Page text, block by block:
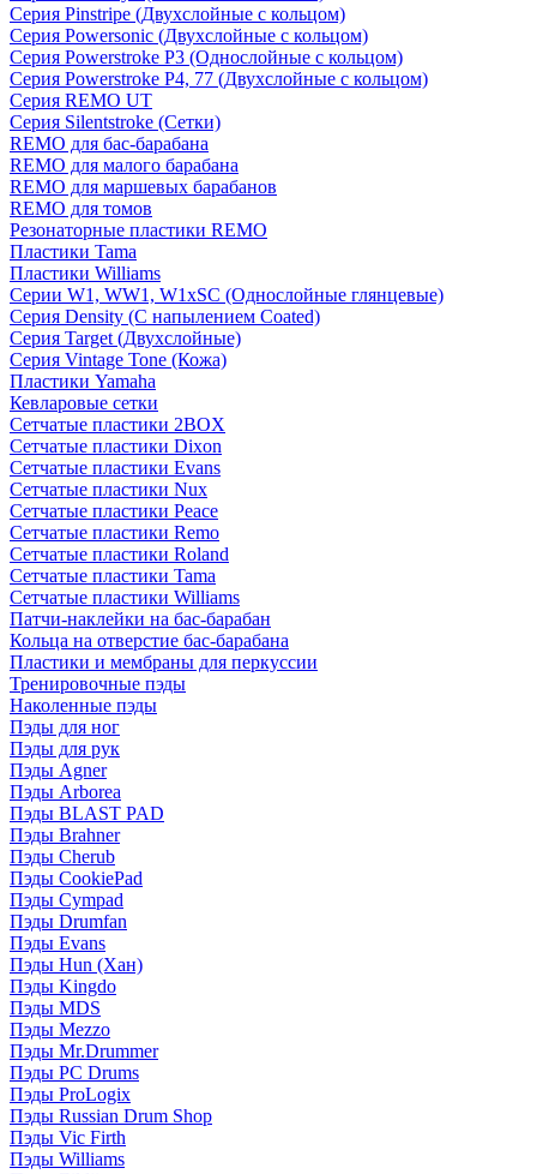
Серия Pinstripe (Двухслойные с кольцом)
Серия Powersonic (Двухслойные с кольцом)
Серия Powerstroke P3 (Однослойные с кольцом)
Серия Powerstroke P4, 77 (Двухслойные с кольцом)
Серия REMO UT
Серия Silentstroke (Сетки)
REMO для бас-барабана
REMO для малого барабана
REMO для маршевых барабанов
REMO для томов
Резонаторные пластики REMO
Пластики Tama
Пластики Williams
Серии W1, WW1, W1xSC (Однослойные глянцевые)
Серия Density (C напылением Coated)
Серия Target (Двухслойные)
Серия Vintage Tone (Кожа)
Пластики Yamaha
Кевларовые сетки
Сетчатые пластики 2BOX
Сетчатые пластики Dixon
Сетчатые пластики Evans
Сетчатые пластики Nux
Сетчатые пластики Peace
Сетчатые пластики Remo
Сетчатые пластики Roland
Сетчатые пластики Tama
Сетчатые пластики Williams
Патчи-наклейки на бас-барабан
Кольца на отверстие бас-барабана
Пластики и мембраны для перкуссии
Тренировочные пэды
Наколенные пэды
Пэды для ног
Пэды для рук
Пэды Agner
Пэды Arborea
Пэды BLAST PAD
Пэды Brahner
Пэды Cherub
Пэды CookiePad
Пэды Cympad
Пэды Drumfan
Пэды Evans
Пэды Hun (Хан)
Пэды Kingdo
Пэды MDS
Пэды Mezzo
Пэды Mr.Drummer
Пэды PC Drums
Пэды ProLogix
Пэды Russian Drum Shop
Пэды Vic Firth
Пэды Williams